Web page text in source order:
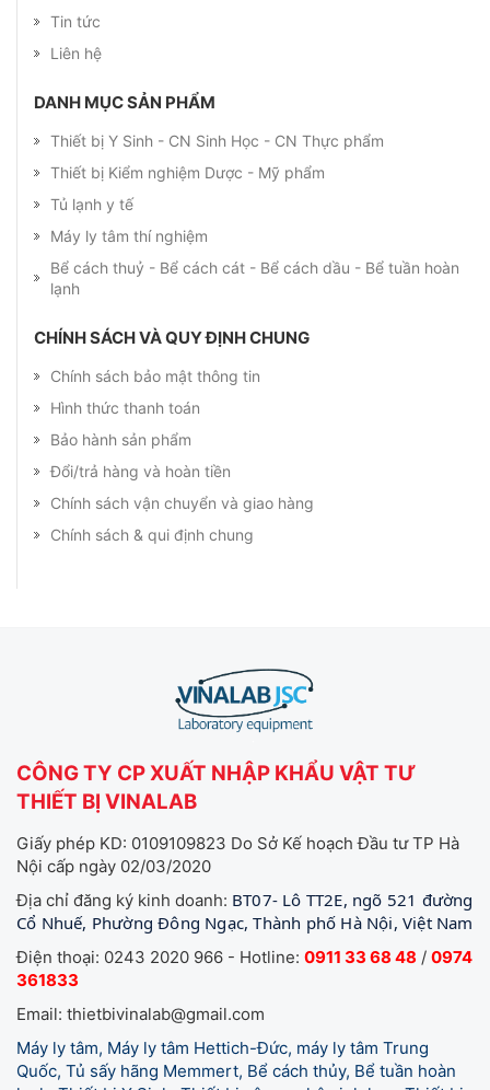
Tin tức
Liên hệ
DANH MỤC SẢN PHẨM
Thiết bị Y Sinh - CN Sinh Học - CN Thực phẩm
Thiết bị Kiểm nghiệm Dược - Mỹ phẩm
Tủ lạnh y tế
Máy ly tâm thí nghiệm
Bể cách thuỷ - Bể cách cát - Bể cách dầu - Bể tuần hoàn
lạnh
CHÍNH SÁCH VÀ QUY ĐỊNH CHUNG
Chính sách bảo mật thông tin
Hình thức thanh toán
Bảo hành sản phẩm
Đổi/trả hàng và hoàn tiền
Chính sách vận chuyển và giao hàng
Chính sách & qui định chung
CÔNG TY CP XUẤT NHẬP KHẨU VẬT TƯ
THIẾT BỊ VINALAB
Giấy phép KD: 0109109823 Do Sở Kế hoạch Đầu tư TP Hà
Nội cấp ngày 02/03/2020
Địa chỉ đăng ký kinh doanh: BT07- Lô TT2E, ngõ 521 đường
Cổ Nhuế, Phường Đông Ngạc, Thành phố Hà Nội, Việt Nam
Điện thoại: 0243 2020 966 - Hotline: 0911 33 68 48 / 0974
361833
Email: thietbivinalab@gmail.com
Máy ly tâm, Máy ly tâm Hettich-Đức, máy ly tâm Trung
Quốc, Tủ sấy hãng Memmert, Bể cách thủy, Bể tuần hoàn